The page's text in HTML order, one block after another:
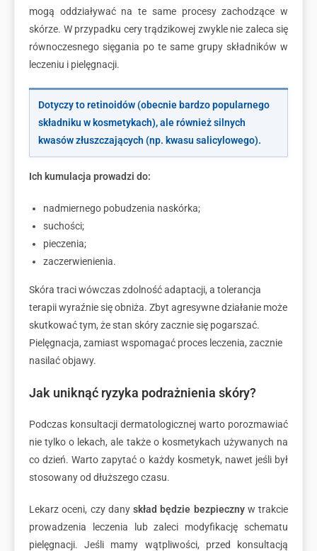
mogą oddziaływać na te same procesy zachodzące w
skórze. W przypadku cery trądzikowej zwykle nie zaleca się
równoczesnego sięgania po te same grupy składników w
leczeniu i pielęgnacji.
Dotyczy to retinoidów (obecnie bardzo popularnego
składniku w kosmetykach), ale również silnych
kwasów złuszczających (np. kwasu salicylowego).
Ich kumulacja prowadzi do:
nadmiernego pobudzenia naskórka;
suchości;
pieczenia;
zaczerwienienia.
Skóra traci wówczas zdolność adaptacji, a tolerancja
terapii wyraźnie się obniża. Zbyt agresywne działanie może
skutkować tym, że stan skóry zacznie się pogarszać.
Pielęgnacja, zamiast wspomagać proces leczenia, zacznie
nasilać objawy.
Jak uniknąć ryzyka podrażnienia skóry?
Podczas konsultacji dermatologicznej warto porozmawiać
nie tylko o lekach, ale także o kosmetykach używanych na
co dzień. Warto zapytać o każdy kosmetyk, nawet jeśli był
stosowany od dłuższego czasu.
Lekarz oceni, czy dany skład będzie bezpiecznyw trakcie
prowadzenia leczenia lub zaleci modyfikację schematu
pielęgnacji. Jeśli mamy wątpliwości, przed konsultacją